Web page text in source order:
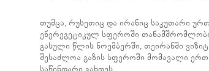
თუმცა, რუსეთიც და ირანიც საკუთარი
ენერეგეტიკულ სფეროში
გასული წლის ნოემბერში, თეირანში
შესაძლოა გაზის სფეროში მომავალი
საწინდარი გახდეს.